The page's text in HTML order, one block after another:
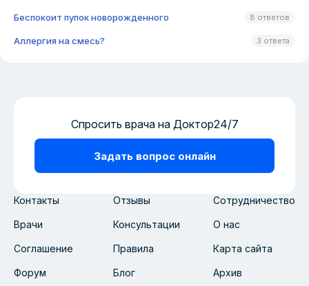
Беспокоит пупок новорожденного 8 ответов
Аллергия на смесь? 3 ответа
Контакты Отзывы Сотрудничество
Врачи Консультации О нас
Соглашение Правила Карта сайта
Форум Блог Архив
Спросить врача на Доктор24/7
Задать вопрос онлайн